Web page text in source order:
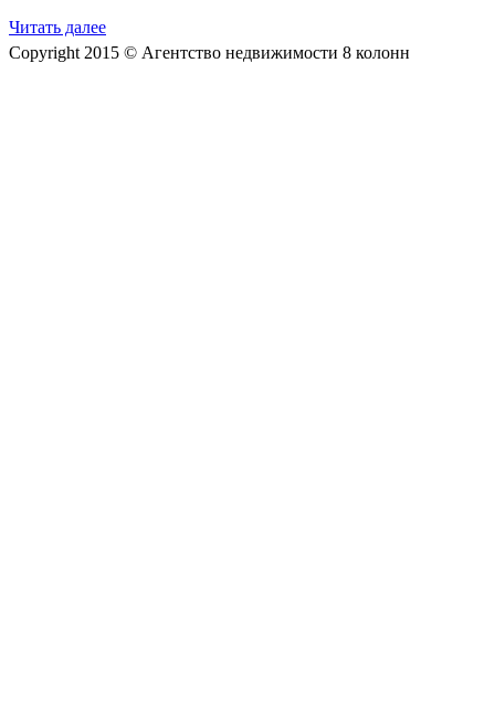
Читать далее
Copyright 2015 © Агентство недвижимости 8 колонн